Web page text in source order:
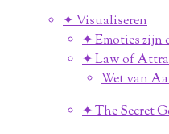
✦ Visualiseren
✦ Emoties zijn
✦ Law of
Wet van
✦ The Secret